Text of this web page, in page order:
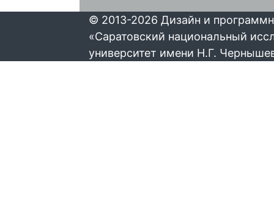
© 2013-2026 Дизайн и
«Саратовский национальный
университет имени Н.Г.